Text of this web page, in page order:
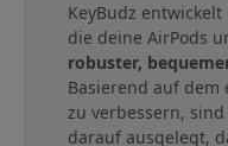
KeyBudz
die deine AirPods
robuster,
Basierend auf dem
zu verbessern,
darauf ausgelegt,